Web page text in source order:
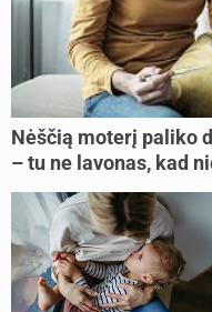
Nėščią moterį paliko
– tu ne lavonas, kad